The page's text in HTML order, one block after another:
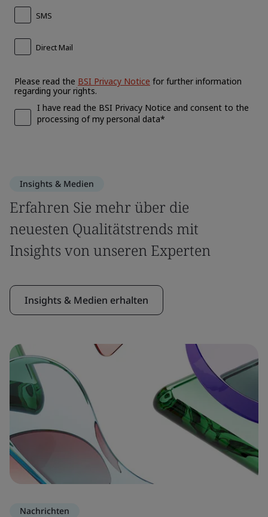
Insights & Medien
Erfahren Sie mehr über die
neuesten Qualitätstrends mit
Insights von unseren Experten
Insights & Medien erhalten
Nachrichten